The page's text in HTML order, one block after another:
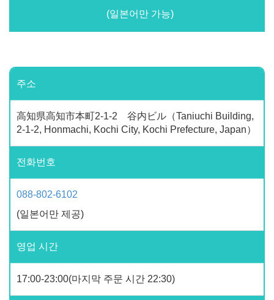
(일본어만 가능)
주소
高知県高知市本町2-1-2 谷内ビル（Taniuchi Building,
2-1-2, Honmachi, Kochi City, Kochi Prefecture, Japan）
전화번호
088-802-6102
(일본어만 제공)
영업 시간
17:00-23:00(마지막 주문 시간 22:30)